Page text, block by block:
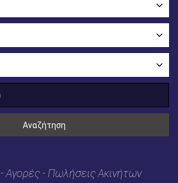
Αναζήτηση
Αγορές - Πωλήσεις Ακινήτων